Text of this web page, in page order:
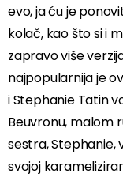
evo, ja ću je
kolač, kao što si i
zapravo više
najpopularnija je
i Stephanie Tatin
Beuvronu, malom
sestra, Stephanie,
svojoj